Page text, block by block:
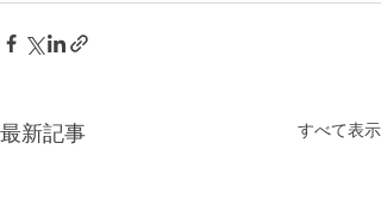
最新記事 すべて表示